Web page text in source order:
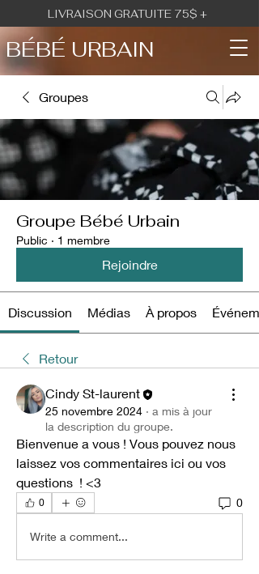
LIVRAISON GRATUITE 75$ +
BÉBÉ URBAIN
Groupes
Groupe Bébé Urbain
Public · 1 membre
Rejoindre
Discussion Médias À propos
Retour
Cindy St-laurent
25 novembre 2024 · a mis à jour
la description du groupe.
Bienvenue a vous ! Vous pouvez nous
laissez vos commentaires ici ou vos
questions  ! <3
0 0
Write a comment...